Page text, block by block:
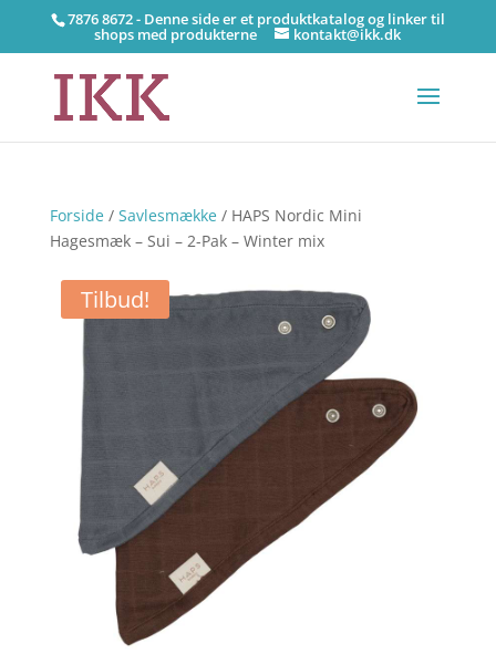
7876 8672 - Denne side er et produktkatalog og linker til
shops med produkterne kontakt@ikk.dk
Forside/ Savlesmække/ HAPS Nordic Mini
Hagesmæk – Sui – 2-Pak – Winter mix
Tilbud!